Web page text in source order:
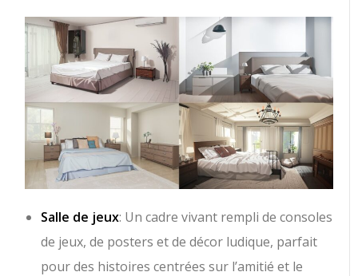
Salle de jeux: Un cadre vivant rempli de consoles
de jeux, de posters et de décor ludique, parfait
pour des histoires centrées sur l’amitié et le